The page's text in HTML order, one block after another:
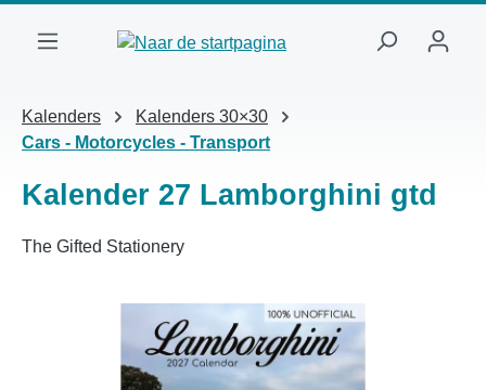
Kalenders
Kalenders 30×30
Cars - Motorcycles - Transport
Kalender 27 Lamborghini gtd
The Gifted Stationery